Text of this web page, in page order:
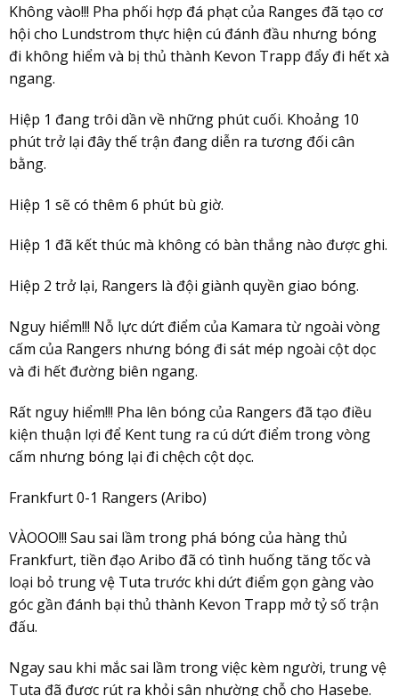
Không vào!!! Pha phối hợp đá phạt của Ranges đã tạo cơ
hội cho Lundstrom thực hiện cú đánh đầu nhưng bóng
đi không hiểm và bị thủ thành Kevon Trapp đẩy đi hết xà
ngang.
Hiệp 1 đang trôi dần về những phút cuối. Khoảng 10
phút trở lại đây thế trận đang diễn ra tương đối cân
bằng.
Hiệp 1 sẽ có thêm 6 phút bù giờ.
Hiệp 1 đã kết thúc mà không có bàn thắng nào được ghi.
Hiệp 2 trở lại, Rangers là đội giành quyền giao bóng.
Nguy hiểm!!! Nỗ lực dứt điểm của Kamara từ ngoài vòng
cấm của Rangers nhưng bóng đi sát mép ngoài cột dọc
và đi hết đường biên ngang.
Rất nguy hiểm!!! Pha lên bóng của Rangers đã tạo điều
kiện thuận lợi để Kent tung ra cú dứt điểm trong vòng
cấm nhưng bóng lại đi chệch cột dọc.
Frankfurt 0-1 Rangers (Aribo)
VÀOOO!!! Sau sai lầm trong phá bóng của hàng thủ
Frankfurt, tiền đạo Aribo đã có tình huống tăng tốc và
loại bỏ trung vệ Tuta trước khi dứt điểm gọn gàng vào
góc gần đánh bại thủ thành Kevon Trapp mở tỷ số trận
đấu.
Ngay sau khi mắc sai lầm trong việc kèm người, trung vệ
Tuta đã được rút ra khỏi sân nhường chỗ cho Hasebe.